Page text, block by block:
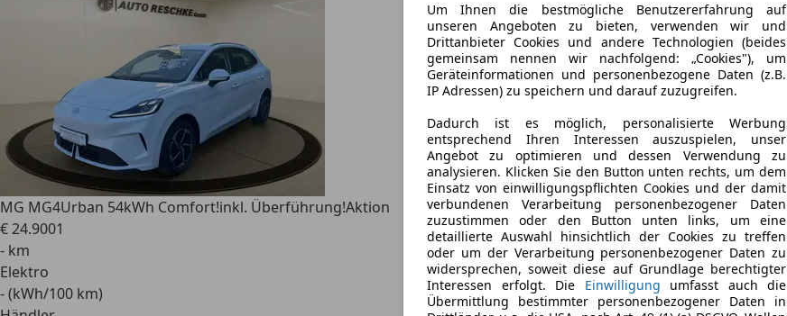
Um Ihnen die bestmögliche Benutzererfahrung auf
unseren Angeboten zu bieten, verwenden wir und
Drittanbieter Cookies und andere Technologien (beides
gemeinsam nennen wir nachfolgend: „Cookies"), um
Geräteinformationen und personenbezogene Daten (z.B.
IP Adressen) zu speichern und darauf zuzugreifen.
Dadurch ist es möglich, personalisierte Werbung
entsprechend Ihren Interessen auszuspielen, unser
Angebot zu optimieren und dessen Verwendung zu
analysieren. Klicken Sie den Button unten rechts, um dem
Einsatz von einwilligungspflichten Cookies und der damit
verbundenen Verarbeitung personenbezogener Daten
zuzustimmen oder den Button unten links, um eine
detaillierte Auswahl hinsichtlich der Cookies zu treffen
oder um der Verarbeitung personenbezogener Daten zu
widersprechen, soweit diese auf Grundlage berechtigter
Interessen erfolgt. Die Einwilligung umfasst auch die
Übermittlung bestimmter personenbezogener Daten in
MG MG4Urban 54kWh Comfort!inkl. Überführung!Aktion
€ 24.9001
- km
Elektro
- (kWh/100 km)